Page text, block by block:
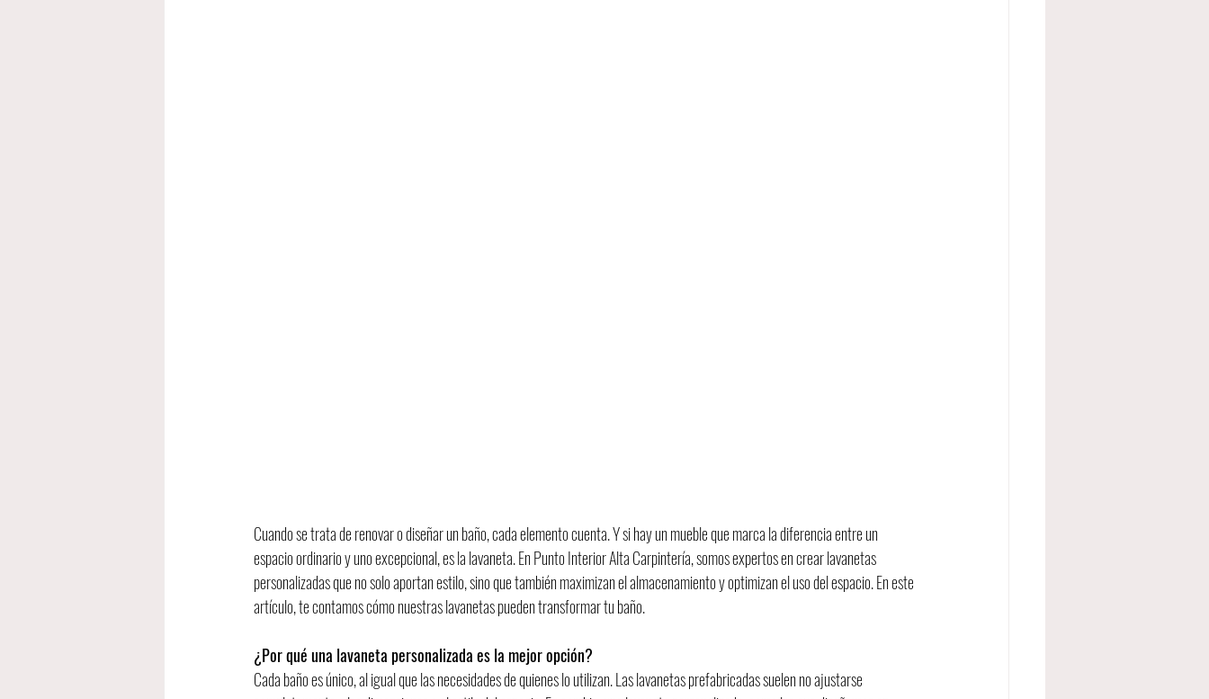
Cuando se trata de renovar o diseñar un baño, cada elemento cuenta. Y si hay un mueble que marca la diferencia entre un
espacio ordinario y uno excepcional, es la lavaneta. En Punto Interior Alta Carpintería, somos expertos en crear lavanetas
personalizadas que no solo aportan estilo, sino que también maximizan el almacenamiento y optimizan el uso del espacio. En este
artículo, te contamos cómo nuestras lavanetas pueden transformar tu baño.
¿Por qué una lavaneta personalizada es la mejor opción?
Cada baño es único, al igual que las necesidades de quienes lo utilizan. Las lavanetas prefabricadas suelen no ajustarse